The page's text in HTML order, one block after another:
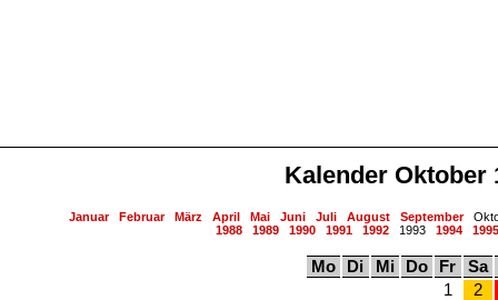
Kalender Oktober
Januar Februar März April Mai Juni Juli August September
1988
1989 1990 1991 19921993 1994 1995
Mo Di Mi Do Fr
Sa
1
2